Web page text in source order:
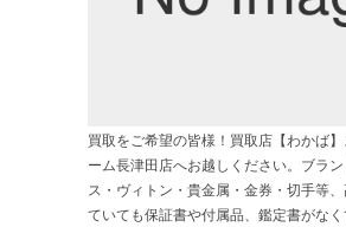
買取をご希望の皆様！買取店【わかば
ーム長津田店へお越しください。ブラ
ス・ヴィトン・貴金属・金券・切手等
ていても保証書や付属品、鑑定書がな